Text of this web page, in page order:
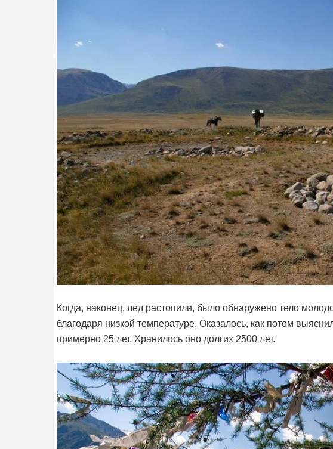
Когда, наконец, лед растопили, было обнаружено тело
благодаря низкой температуре. Оказалось, как потом
примерно 25 лет. Хранилось оно долгих 2500 лет.